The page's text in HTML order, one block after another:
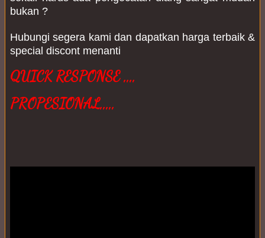
bukan ?
Hubungi segera kami dan dapatkan harga terbaik &
special discont menanti
QUICK RESPONSE ,,,,
PROPESIONAL,,,,,